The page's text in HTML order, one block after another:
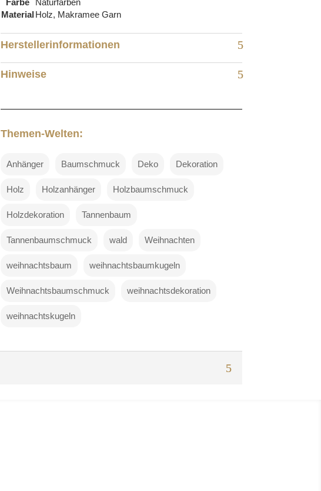
Farbe
Naturfarben
Material Holz, Makramee Garn
Herstellerinformationen
Hinweise
Themen-Welten:
Anhänger Baumschmuck Deko Dekoration
Holz Holzanhänger Holzbaumschmuck
Holzdekoration Tannenbaum
Tannenbaumschmuck wald Weihnachten
weihnachtsbaum weihnachtsbaumkugeln
Weihnachtsbaumschmuck weihnachtsdekoration
weihnachtskugeln